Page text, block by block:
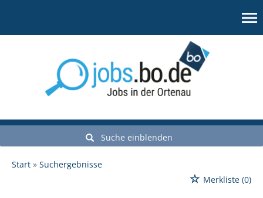
Suche einblenden
Start
Suchergebnisse
Merkliste (0)